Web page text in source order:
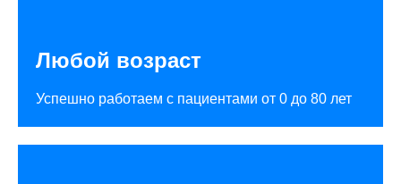
Любой возраст
Успешно работаем с пациентами от 0 до 80 лет